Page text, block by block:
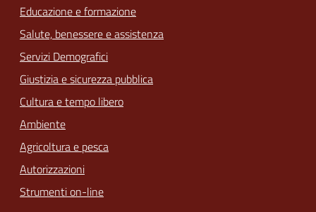
Educazione e formazione
Salute, benessere e assistenza
Servizi Demografici
Giustizia e sicurezza pubblica
Cultura e tempo libero
Ambiente
Agricoltura e pesca
Autorizzazioni
Strumenti on-line